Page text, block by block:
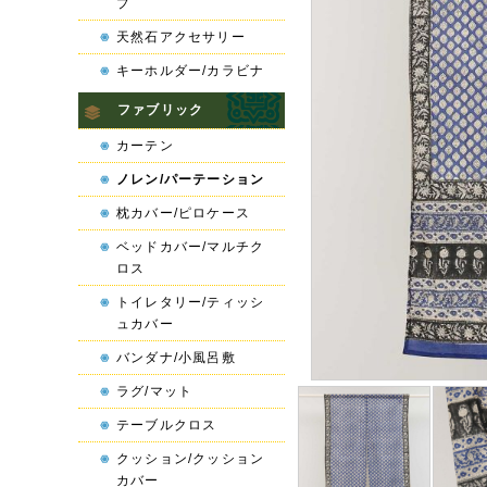
プ
天然石アクセサリー
キーホルダー/カラビナ
ファブリック
カーテン
ノレン/パーテーション
枕カバー/ピロケース
ベッドカバー/マルチク
ロス
トイレタリー/ティッシ
ュカバー
バンダナ/小風呂敷
ラグ/マット
テーブルクロス
クッション/クッション
カバー